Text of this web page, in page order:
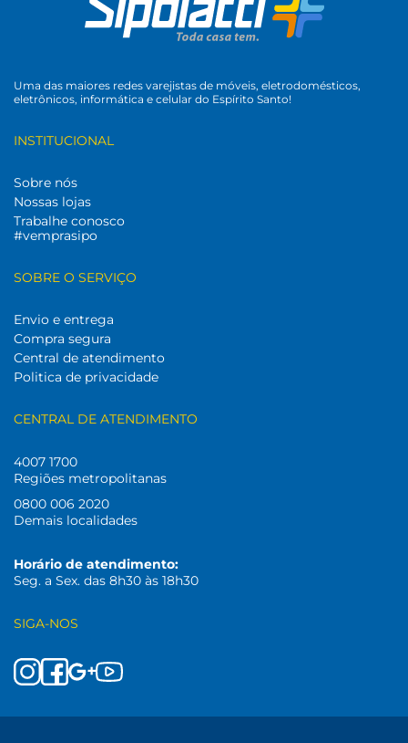
Uma das maiores redes varejistas de móveis, eletrodomésticos,
eletrônicos, informática e celular do Espírito Santo!
INSTITUCIONAL
Sobre nós
Nossas lojas
Trabalhe conosco
#vemprasipo
SOBRE O SERVIÇO
Envio e entrega
Compra segura
Central de atendimento
Politica de privacidade
CENTRAL DE ATENDIMENTO
4007 1700
Regiões metropolitanas
0800 006 2020
Demais localidades
Horário de atendimento:
Seg. a Sex. das 8h30 às 18h30
SIGA-NOS